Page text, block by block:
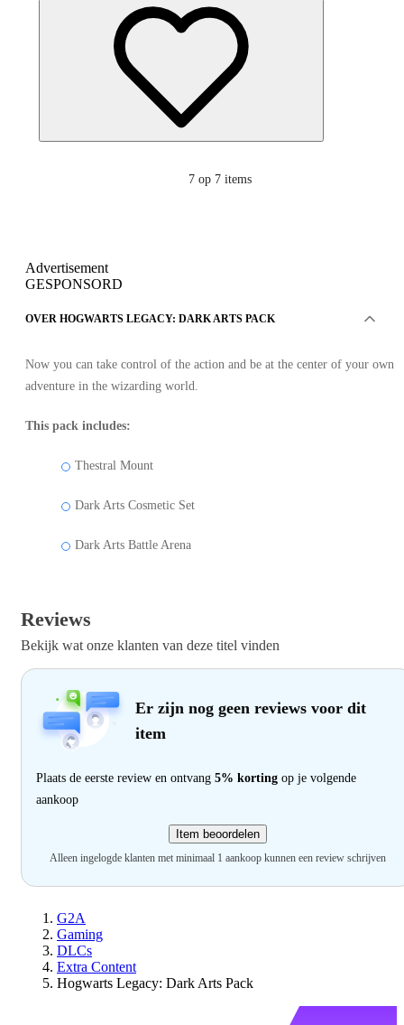
7 op 7 items
Advertisement
GESPONSORD
OVER HOGWARTS LEGACY: DARK ARTS PACK
Now you can take control of the action and be at the center of your own
adventure in the wizarding world.
This pack includes:
Thestral Mount
Dark Arts Cosmetic Set
Dark Arts Battle Arena
Reviews
Bekijk wat onze klanten van deze titel vinden
Er zijn nog geen reviews voor dit
item
Plaats de eerste review en ontvang 5% korting op je volgende
aankoop
Item beoordelen
Alleen ingelogde klanten met minimaal 1 aankoop kunnen een review schrijven
G2A
Gaming
DLCs
Extra Content
Hogwarts Legacy: Dark Arts Pack